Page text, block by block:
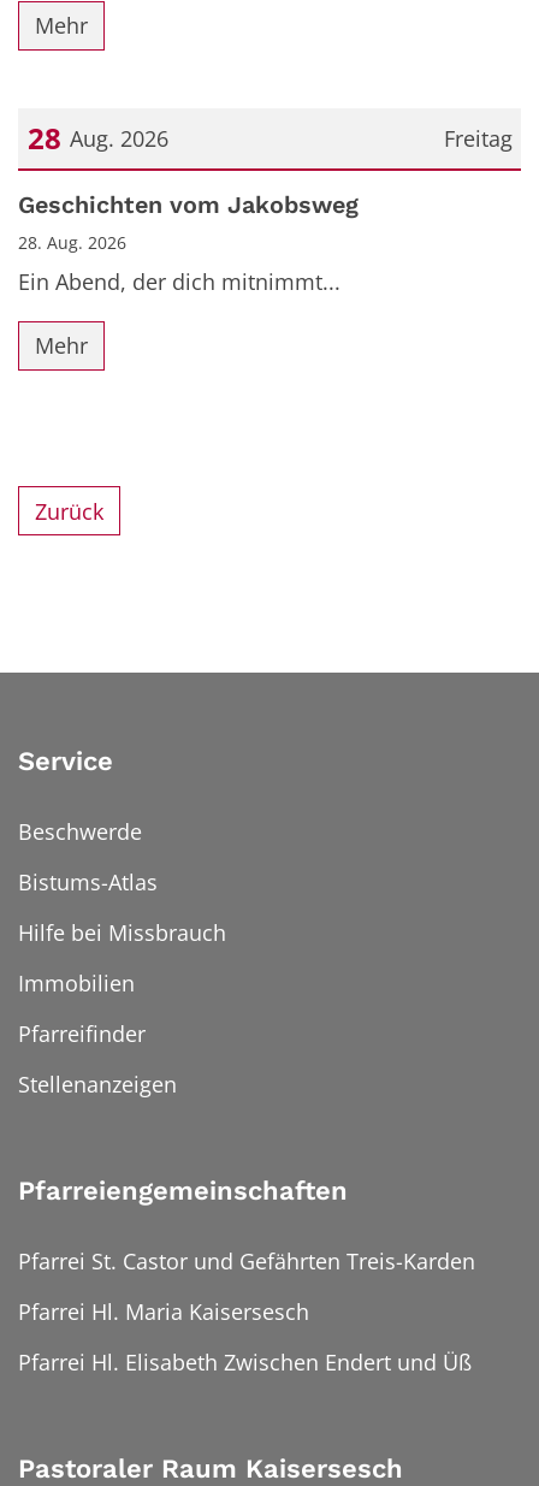
Mehr
Freitag
28 Aug. 2026
Datum: 28. August 2026
Geschichten vom Jakobsweg
28. Aug. 2026
Ein Abend, der dich mitnimmt...
Mehr
Zurück
Service
Beschwerde
Bistums-Atlas
Hilfe bei Missbrauch
Immobilien
Pfarreifinder
Stellenanzeigen
Pfarreiengemeinschaften
Pfarrei St. Castor und Gefährten Treis-Karden
Pfarrei Hl. Maria Kaisersesch
Pfarrei Hl. Elisabeth Zwischen Endert und Üß
Pastoraler Raum Kaisersesch